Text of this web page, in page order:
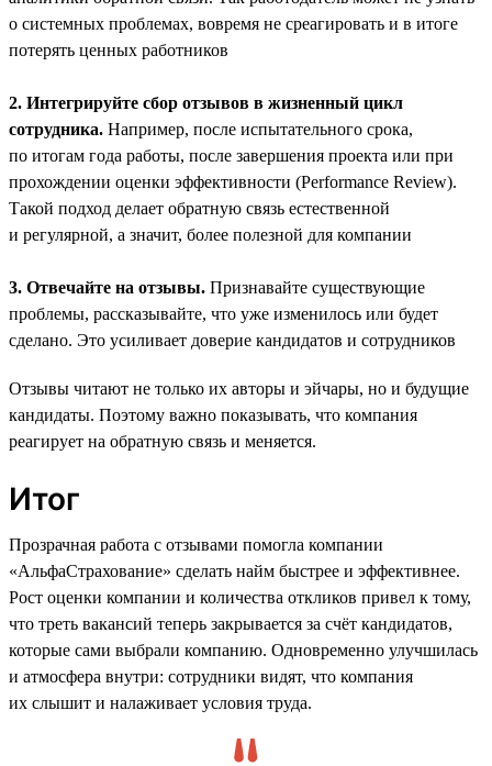
о системных проблемах, вовремя не среагировать и в итоге
потерять ценных работников
2. Интегрируйте сбор отзывов в жизненный цикл
сотрудника. Например, после испытательного срока,
по итогам года работы, после завершения проекта или при
прохождении оценки эффективности (Performance Review).
Такой подход делает обратную связь естественной
и регулярной, а значит, более полезной для компании
3. Отвечайте на отзывы. Признавайте существующие
проблемы, рассказывайте, что уже изменилось или будет
сделано. Это усиливает доверие кандидатов и сотрудников
Отзывы читают не только их авторы и эйчары, но и будущие
кандидаты. Поэтому важно показывать, что компания
реагирует на обратную связь и меняется.
Итог
Прозрачная работа с отзывами помогла компании
«АльфаСтрахование» сделать найм быстрее и эффективнее.
Рост оценки компании и количества откликов привел к тому,
что треть вакансий теперь закрывается за счёт кандидатов,
которые сами выбрали компанию. Одновременно улучшилась
и атмосфера внутри: сотрудники видят, что компания
их слышит и налаживает условия труда.